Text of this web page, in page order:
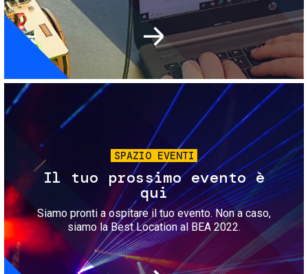
Immagine
SPAZIO EVENTI
Il tuo prossimo evento è
qui
Siamo pronti a ospitare il tuo evento. Non a caso,
siamo la Best Location al BEA 2022.